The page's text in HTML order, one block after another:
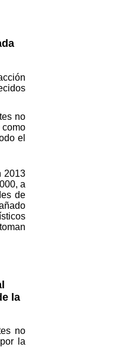
no
el
2013
a
de
la
no
la